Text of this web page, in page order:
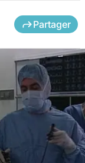
Partager